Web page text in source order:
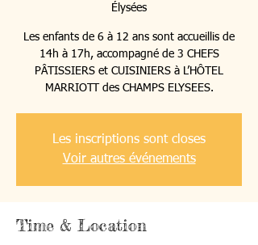
Élysées
Les enfants de 6 à 12 ans sont accueillis de
14h à 17h, accompagné de 3 CHEFS
PÂTISSIERS et CUISINIERS à L’HÔTEL
MARRIOTT des CHAMPS ELYSEES.
Les inscriptions sont closes
Voir autres événements
Time & Location